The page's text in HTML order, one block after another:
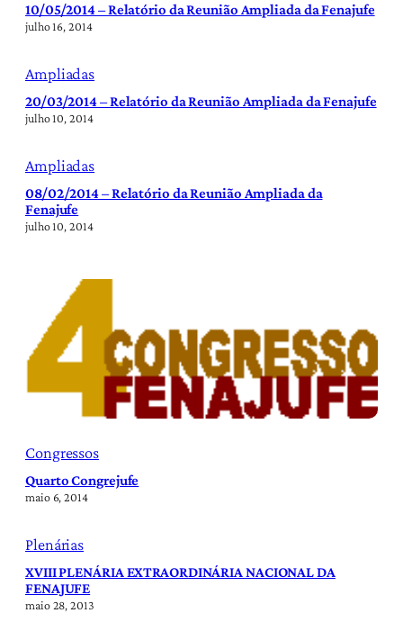
10/05/2014 – Relatório da Reunião Ampliada da Fenajufe
julho 16, 2014
Ampliadas
20/03/2014 – Relatório da Reunião Ampliada da Fenajufe
julho 10, 2014
Ampliadas
08/02/2014 – Relatório da Reunião Ampliada da
Fenajufe
julho 10, 2014
Congressos
Quarto Congrejufe
maio 6, 2014
Plenárias
XVIII PLENÁRIA EXTRAORDINÁRIA NACIONAL DA
FENAJUFE
maio 28, 2013